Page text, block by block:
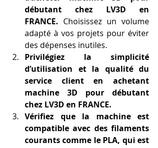
débutant chez LV3D en
FRANCE. Choisissez un volume
adapté à vos projets pour éviter
des dépenses inutiles.
Privilégiez la simplicité
d’utilisation et la qualité du
service client en achetant
machine 3D pour débutant
chez LV3D en FRANCE.
Vérifiez que la machine est
compatible avec des filaments
courants comme le PLA, qui est